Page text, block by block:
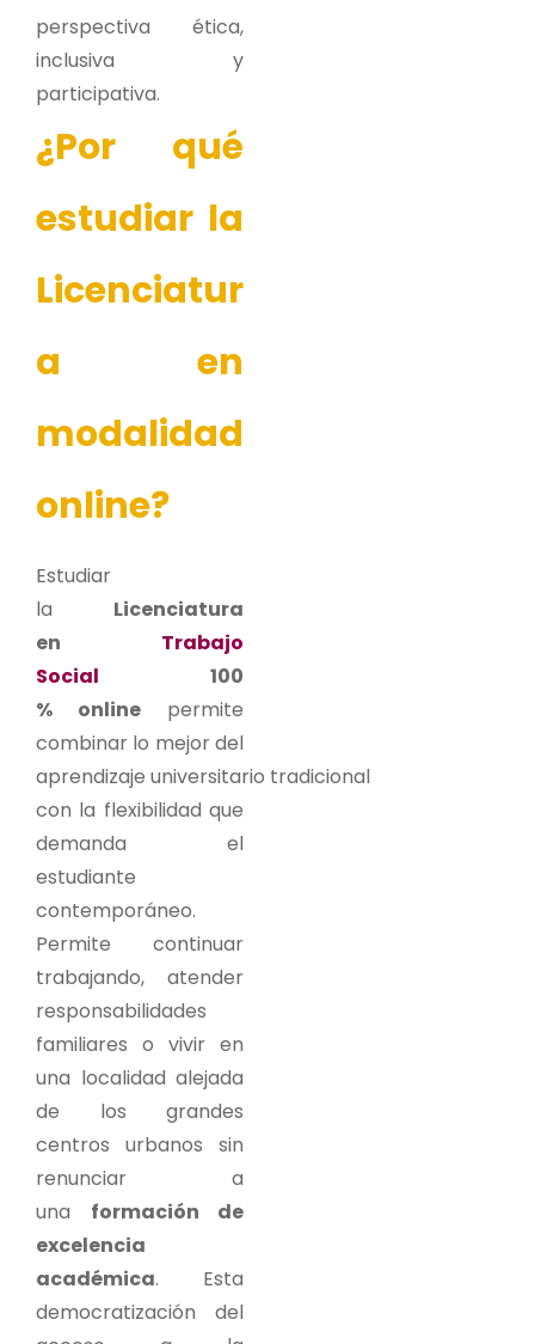
perspectiva ética,
inclusiva y
participativa.
¿Por qué
estudiar la
Licenciatur
a en
modalidad
online?
Estudiar
la Licenciatura
en Trabajo
Social 100
% online permite
combinar lo mejor del
aprendizaje universitario tradicional
con la flexibilidad que
demanda el
estudiante
contemporáneo.
Permite continuar
trabajando, atender
responsabilidades
familiares o vivir en
una localidad alejada
de los grandes
centros urbanos sin
renunciar a
una formación de
excelencia
académica. Esta
democratización del